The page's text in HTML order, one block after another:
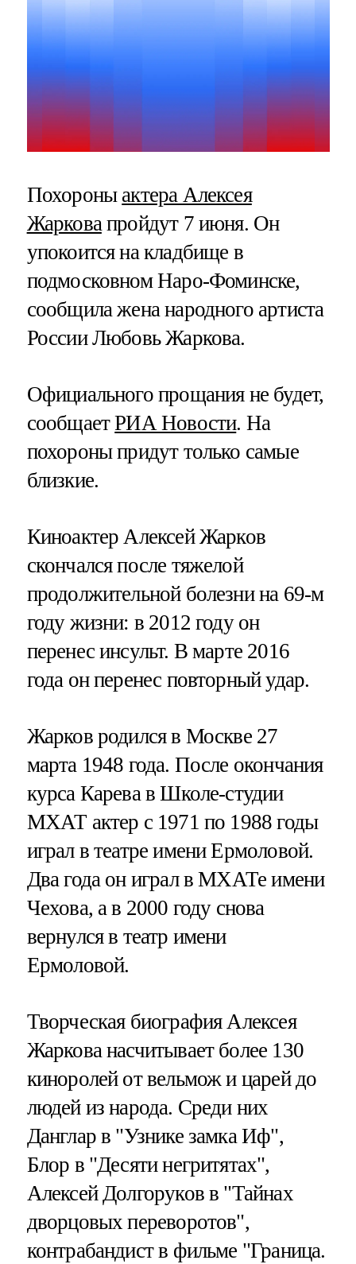
Похороны актера Алексея
Жаркова пройдут 7 июня. Он
упокоится на кладбище в
подмосковном Наро-Фоминске,
сообщила жена народного артиста
России Любовь Жаркова.
Официального прощания не будет,
сообщаетРИА Новости. На
похороны придут только самые
близкие.
Киноактер Алексей Жарков
скончался после тяжелой
продолжительной болезни на 69-м
году жизни: в 2012 году он
перенес инсульт. В марте 2016
года он перенес повторный удар.
Жарков родился в Москве 27
марта 1948 года. После окончания
курса Карева в Школе-студии
МХАТ актер с 1971 по 1988 годы
играл в театре имени Ермоловой.
Два года он играл в МХАТе имени
Чехова, а в 2000 году снова
вернулся в театр имени
Ермоловой.
Творческая биография Алексея
Жаркова насчитывает более 130
киноролей от вельмож и царей до
людей из народа. Среди них
Данглар в "Узнике замка Иф",
Блор в "Десяти негритятах",
Алексей Долгоруков в "Тайнах
дворцовых переворотов",
контрабандист в фильме "Граница.